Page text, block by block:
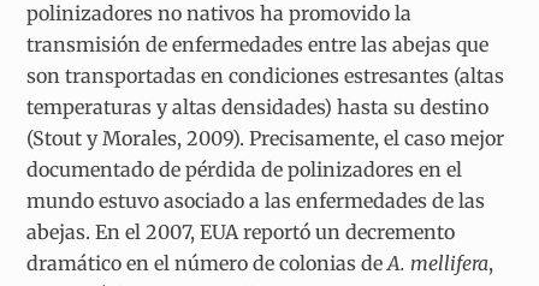
polinizadores no nativos ha promovido la
transmisión de enfermedades entre las abejas que
son transportadas en condiciones estresantes (altas
temperaturas y altas densidades) hasta su destino
(Stout y Morales, 2009). Precisamente, el caso mejor
documentado de pérdida de polinizadores en el
mundo estuvo asociado a las enfermedades de las
abejas. En el 2007, EUA reportó un decremento
dramático en el número de colonias deA. mellifera,